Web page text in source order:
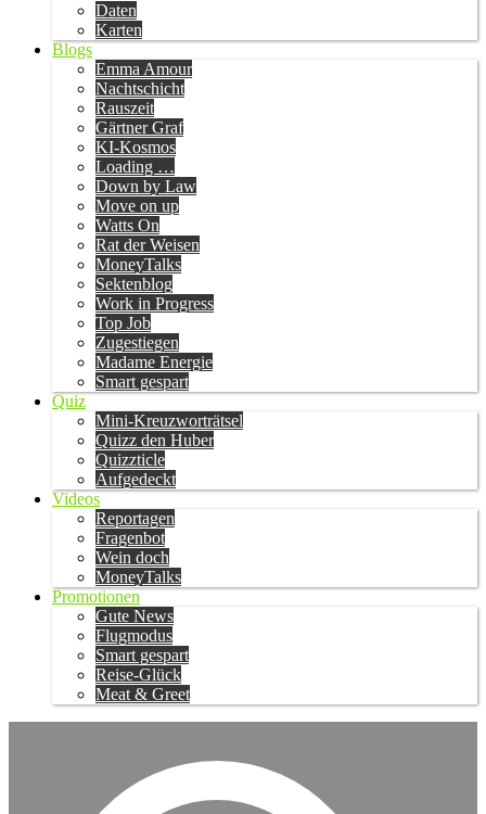
Daten
Karten
Blogs
Emma Amour
Nachtschicht
Rauszeit
Gärtner Graf
KI-Kosmos
Loading …
Down by Law
Move on up
Watts On
Rat der Weisen
MoneyTalks
Sektenblog
Work in Progress
Top Job
Zugestiegen
Madame Energie
Smart gespart
Quiz
Mini-Kreuzworträtsel
Quizz den Huber
Quizzticle
Aufgedeckt
Videos
Reportagen
Fragenbot
Wein doch
MoneyTalks
Promotionen
Gute News
Flugmodus
Smart gespart
Reise-Glück
Meat & Greet